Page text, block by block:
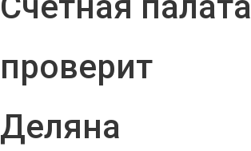
проверит
Деляна